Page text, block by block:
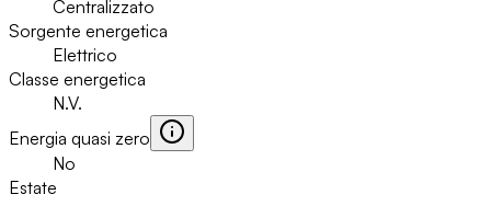
Centralizzato
Sorgente energetica
Elettrico
Classe energetica
N.V.
Energia quasi zero
No
Estate